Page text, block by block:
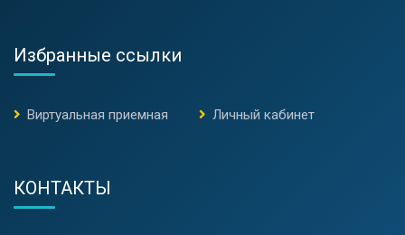
Избранные ссылки
Виртуальная приемная Личный кабинет
КОНТАКТЫ